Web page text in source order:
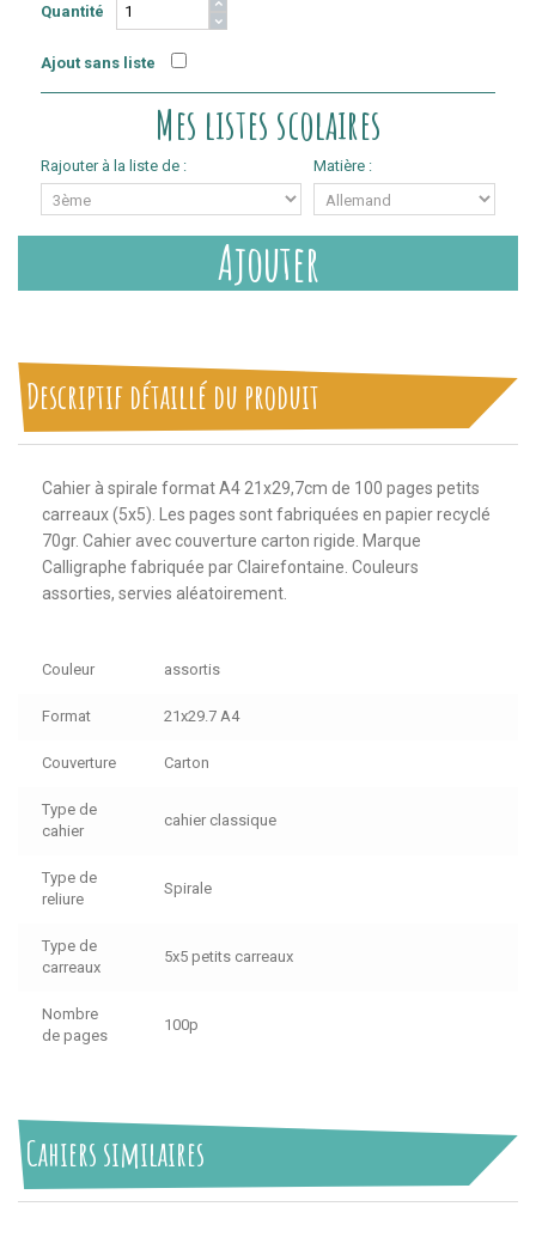
Quantité
Ajout sans liste
Mes listes scolaires
Rajouter à la liste de : Matière :
Ajouter
Descriptif détaillé du produit
Cahier à spirale format A4 21x29,7cm de 100 pages petits
carreaux (5x5). Les pages sont fabriquées en papier recyclé
70gr. Cahier avec couverture carton rigide. Marque
Calligraphe fabriquée par Clairefontaine. Couleurs
assorties, servies aléatoirement.
Couleur assortis
Format 21x29.7 A4
Couverture Carton
Type de
cahier
cahier classique
Type de
reliure
Spirale
Type de
carreaux
5x5 petits carreaux
Nombre
de pages
100p
Cahiers similaires